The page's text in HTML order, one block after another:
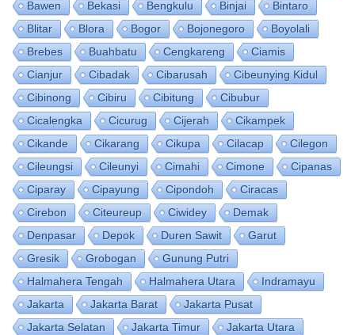
Bawen
Bekasi Bengkulu Binjai
Bintaro
Blitar
Blora Bogor Bojonegoro
Boyolali
Brebes
Buahbatu Cengkareng
Ciamis
Cianjur
Cibadak Cibarusah
Cibeunying Kidul
Cibinong
Cibiru Cibitung
Cibubur
Cicalengka
Cicurug Cijerah
Cikampek
Cikande
Cikarang Cikupa Cilacap
Cilegon
Cileungsi
Cileunyi Cimahi Cimone
Cipanas
Ciparay
Cipayung Cipondoh
Ciracas
Cirebon
Citeureup Ciwidey
Demak
Denpasar
Depok Duren Sawit
Garut
Gresik
Grobogan
Gunung Putri
Halmahera Tengah
Halmahera Utara
Indramayu
Jakarta
Jakarta Barat
Jakarta Pusat
Jakarta Selatan
Jakarta Timur
Jakarta Utara